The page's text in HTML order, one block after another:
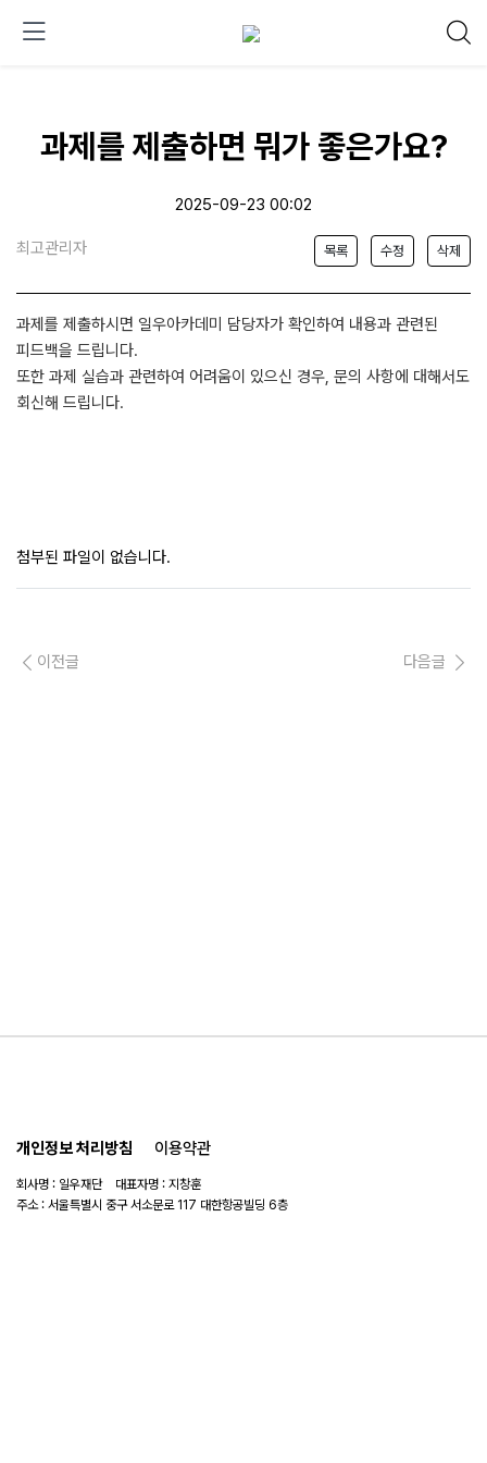
과제를 제출하면 뭐가 좋은가요?
2025-09-23 00:02
최고관리자 목록 수정 삭제
과제를 제출하시면 일우아카데미 담당자가 확인하여 내용과 관련된
피드백을 드립니다.
또한 과제 실습과 관련하여 어려움이 있으신 경우, 문의 사항에 대해서도
회신해 드립니다.
첨부된 파일이 없습니다.
이전글 다음글
개인정보 처리방침 이용약관
회사명 : 일우재단 대표자명 : 지창훈
주소 : 서울특별시 중구 서소문로 117 대한항공빌딩 6층